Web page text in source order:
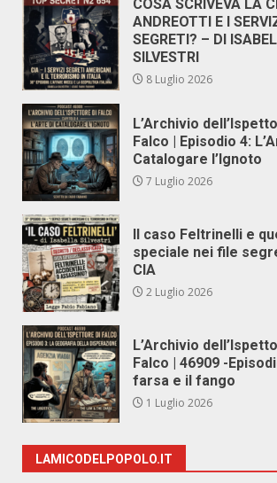
COSA SCRIVEVA LA
ANDREOTTI E I
SEGRETI? – DI
SILVESTRI
8 Luglio 2026
L’Archivio
Falco | Episodio 4:
Catalogare l’Ignoto
7 Luglio 2026
Il caso Feltrinelli e
speciale nei file
CIA
2 Luglio 2026
L’Archivio
Falco | 46909 -
farsa e il fango
1 Luglio 2026
LAMICODELPOPOLO.IT